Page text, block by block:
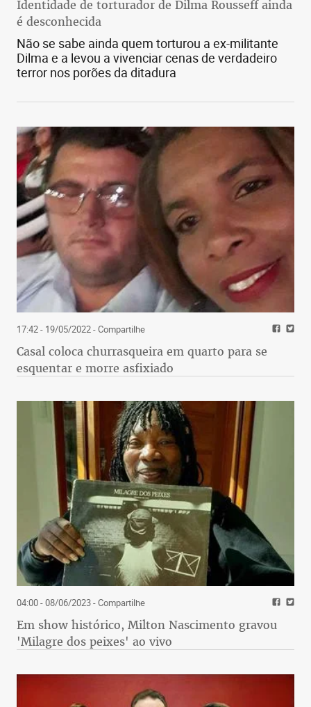
Identidade de torturador de Dilma Rousseff ainda
é desconhecida
Não se sabe ainda quem torturou a ex-militante
Dilma e a levou a vivenciar cenas de verdadeiro
terror nos porões da ditadura
17:42 - 19/05/2022- Compartilhe
Casal coloca churrasqueira em quarto para se
esquentar e morre asfixiado
04:00 - 08/06/2023- Compartilhe
Em show histórico, Milton Nascimento gravou
'Milagre dos peixes' ao vivo